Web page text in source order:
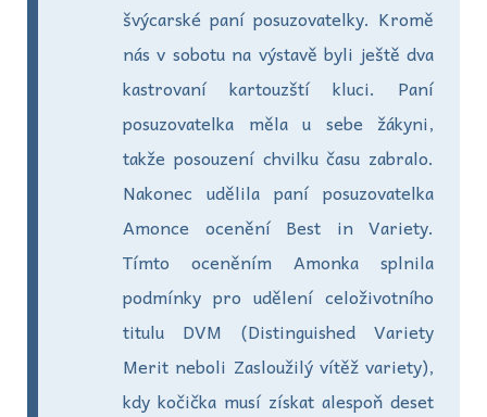
švýcarské paní posuzovatelky. Kromě
nás v sobotu na výstavě byli ještě dva
kastrovaní kartouzští kluci. Paní
posuzovatelka měla u sebe žákyni,
takže posouzení chvilku času zabralo.
Nakonec udělila paní posuzovatelka
Amonce ocenění Best in Variety.
Tímto oceněním Amonka splnila
podmínky pro udělení celoživotního
titulu DVM (Distinguished Variety
Merit neboli Zasloužilý vítěž variety),
kdy kočička musí získat alespoň deset